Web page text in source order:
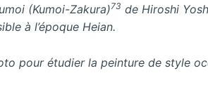
(Kumoi-Zakura)73 de Hiroshi
à l’époque Heian.
pour étudier la peinture de style